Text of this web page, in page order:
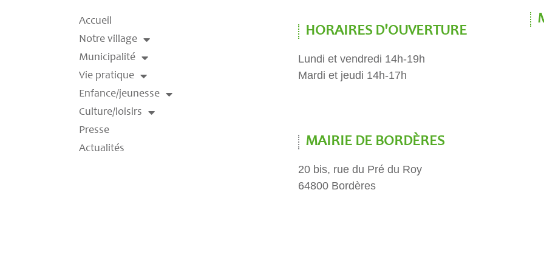
Accueil
Notre village
Municipalité
Vie pratique
Enfance/jeunesse
Culture/loisirs
Presse
Actualités
HORAIRES D'OUVERTURE
Lundi et vendredi 14h-19h
Mardi et jeudi 14h-17h
MAIRIE DE BORDÈRES
20 bis, rue du Pré du Roy
64800 Bordères